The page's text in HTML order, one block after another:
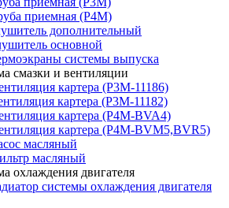
приемная (P4M)
дополнительный
основной
системы выпуска
смазки и вентиляции
картера (P3M-11186)
картера (P3M-11182)
картера (P4M-BVA4)
картера (P4M-BVM5,BVR5)
масляный
масляный
охлаждения двигателя
системы охлаждения двигателя